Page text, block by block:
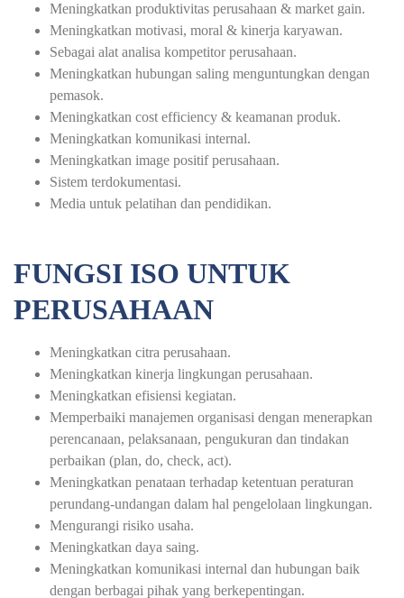
Meningkatkan produktivitas perusahaan & market gain.
Meningkatkan motivasi, moral & kinerja karyawan.
Sebagai alat analisa kompetitor perusahaan.
Meningkatkan hubungan saling menguntungkan dengan
pemasok.
Meningkatkan cost efficiency & keamanan produk.
Meningkatkan komunikasi internal.
Meningkatkan image positif perusahaan.
Sistem terdokumentasi.
Media untuk pelatihan dan pendidikan.
FUNGSI ISO UNTUK
PERUSAHAAN
Meningkatkan citra perusahaan.
Meningkatkan kinerja lingkungan perusahaan.
Meningkatkan efisiensi kegiatan.
Memperbaiki manajemen organisasi dengan menerapkan
perencanaan, pelaksanaan, pengukuran dan tindakan
perbaikan (plan, do, check, act).
Meningkatkan penataan terhadap ketentuan peraturan
perundang-undangan dalam hal pengelolaan lingkungan.
Mengurangi risiko usaha.
Meningkatkan daya saing.
Meningkatkan komunikasi internal dan hubungan baik
dengan berbagai pihak yang berkepentingan.